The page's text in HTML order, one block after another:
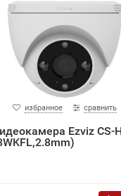
избранное сравнить
Ezviz CS-